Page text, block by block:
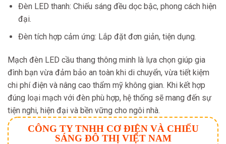
Đèn LED thanh: Chiếu sáng đều dọc bậc, phong cách hiện
đại.
Đèn tích hợp cảm ứng: Lắp đặt đơn giản, tiện dụng.
Mạch đèn LED cầu thang thông minh là lựa chọn giúp gia
đình bạn vừa đảm bảo an toàn khi di chuyển, vừa tiết kiệm
chi phí điện và nâng cao thẩm mỹ không gian. Khi kết hợp
đúng loại mạch với đèn phù hợp, hệ thống sẽ mang đến sự
tiện nghi, hiện đại và bền vững cho ngôi nhà.
CÔNG TY TNHH CƠ ĐIỆN VÀ CHIẾU
SÁNG ĐÔ THỊ VIỆT NAM